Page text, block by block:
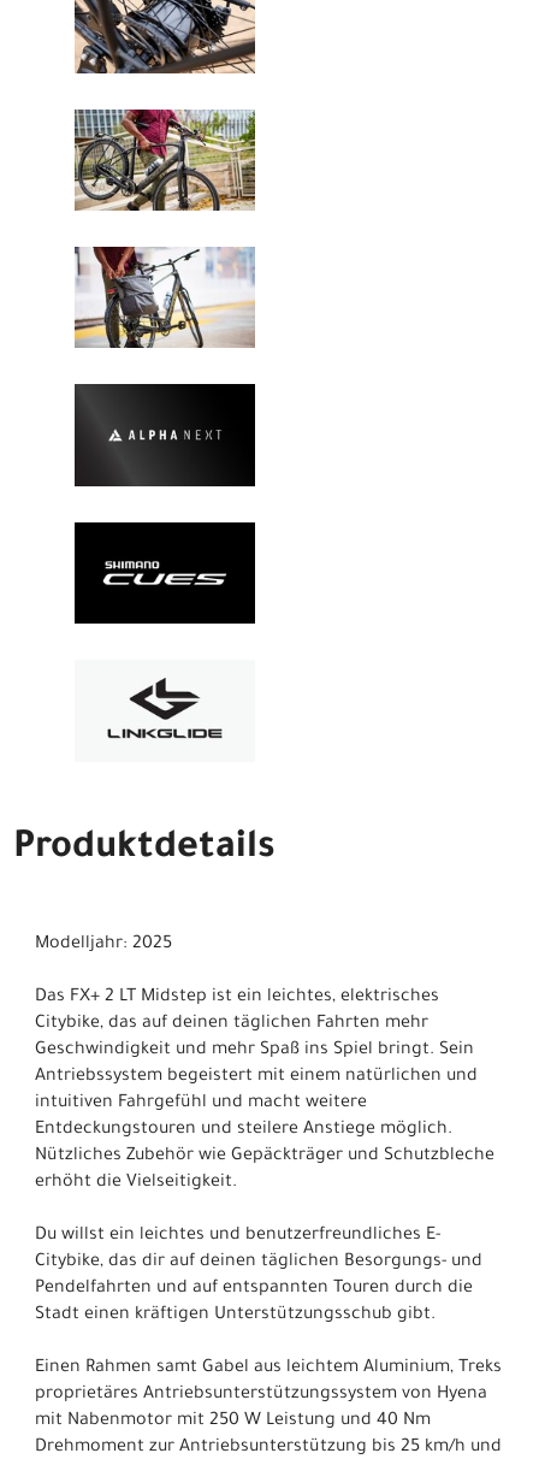
Produktdetails
Modelljahr: 2025
Das FX+ 2 LT Midstep ist ein leichtes, elektrisches
Citybike, das auf deinen täglichen Fahrten mehr
Geschwindigkeit und mehr Spaß ins Spiel bringt. Sein
Antriebssystem begeistert mit einem natürlichen und
intuitiven Fahrgefühl und macht weitere
Entdeckungstouren und steilere Anstiege möglich.
Nützliches Zubehör wie Gepäckträger und Schutzbleche
erhöht die Vielseitigkeit.
Du willst ein leichtes und benutzerfreundliches E-
Citybike, das dir auf deinen täglichen Besorgungs- und
Pendelfahrten und auf entspannten Touren durch die
Stadt einen kräftigen Unterstützungsschub gibt.
Einen Rahmen samt Gabel aus leichtem Aluminium, Treks
proprietäres Antriebsunterstützungssystem von Hyena
mit Nabenmotor mit 250 W Leistung und 40 Nm
Drehmoment zur Antriebsunterstützung bis 25 km/h und